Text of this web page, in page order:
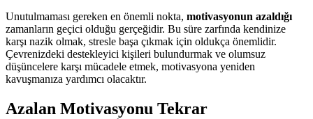
Unutulmaması gereken en önemli nokta, motivasyonun azaldığı
zamanların geçici olduğu gerçeğidir. Bu süre zarfında kendinize
karşı nazik olmak, stresle başa çıkmak için oldukça önemlidir.
Çevrenizdeki destekleyici kişileri bulundurmak ve olumsuz
düşüncelere karşı mücadele etmek, motivasyona yeniden
kavuşmanıza yardımcı olacaktır.
Azalan Motivasyonu Tekrar